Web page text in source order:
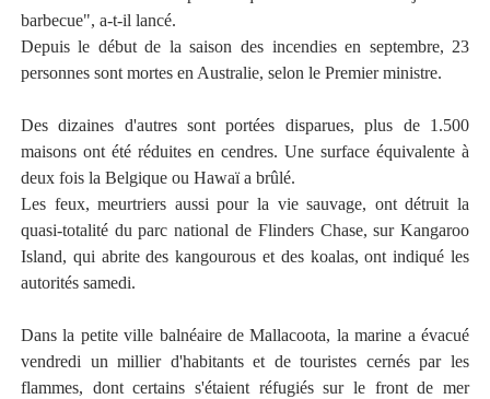
barbecue", a-t-il lancé.
Depuis le début de la saison des incendies en septembre, 23
personnes sont mortes en Australie, selon le Premier ministre.
Des dizaines d'autres sont portées disparues, plus de 1.500
maisons ont été réduites en cendres. Une surface équivalente à
deux fois la Belgique ou Hawaï a brûlé.
Les feux, meurtriers aussi pour la vie sauvage, ont détruit la
quasi-totalité du parc national de Flinders Chase, sur Kangaroo
Island, qui abrite des kangourous et des koalas, ont indiqué les
autorités samedi.
Dans la petite ville balnéaire de Mallacoota, la marine a évacué
vendredi un millier d'habitants et de touristes cernés par les
flammes, dont certains s'étaient réfugiés sur le front de mer